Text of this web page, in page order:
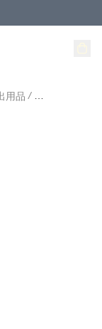
用品 / 嬰兒清潔用品